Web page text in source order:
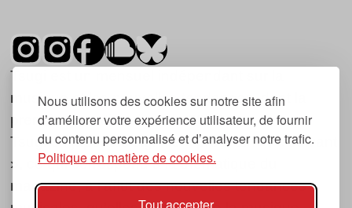
Nous utilisons des cookies sur notre site afin
d’améliorer votre expérience utilisateur, de fournir
du contenu personnalisé et d’analyser notre trafic.
Politique en matière de cookies.
Tsugi est un mensuel indépendant sur la
musique et les nouvelles tendances, dont la
première parution date de 2007.
Tsugi en japonais signifie « prochain », « suivant
», ce qui correspond à la thématique du
magazine, à l’affût des nouvelles tendances